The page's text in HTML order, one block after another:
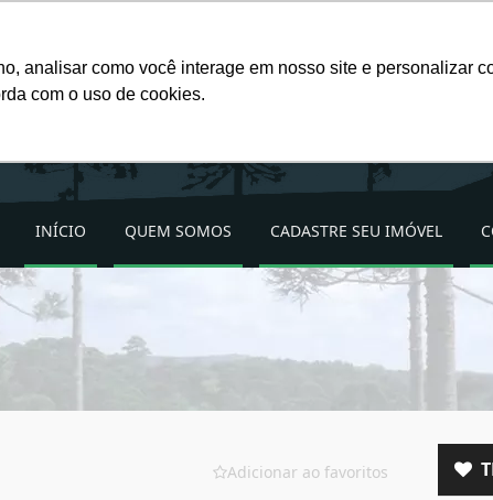
analisar como você interage em nosso site e personalizar
com o uso de cookies.
INÍCIO QUEM SOMOS CADASTRE SEU IMÓVEL
Adicionar ao favoritos